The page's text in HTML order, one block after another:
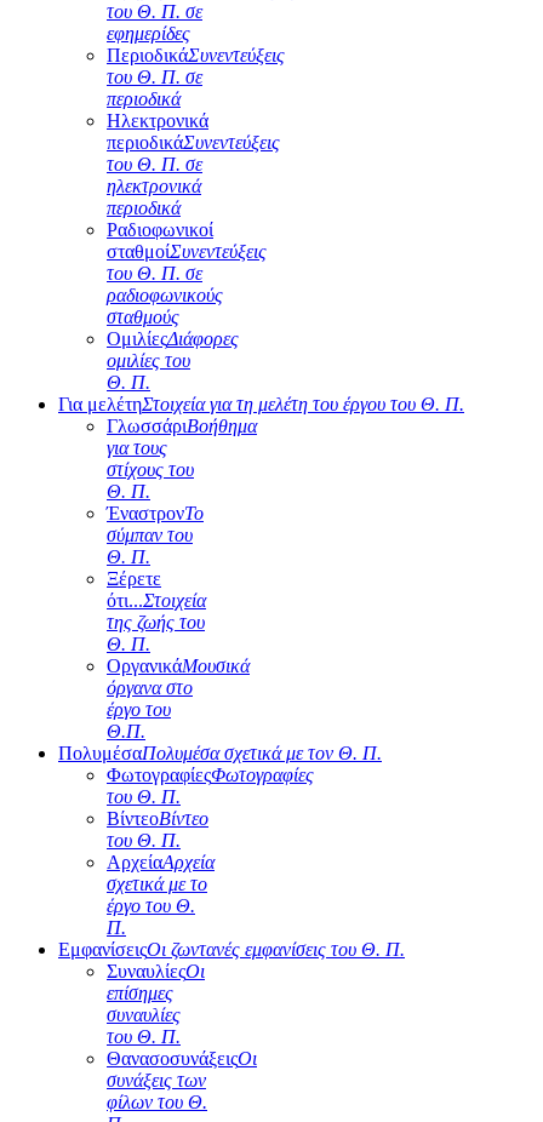
του Θ. Π. σε
εφημερίδες
ΠεριοδικάΣυνεντεύξεις
του Θ. Π. σε
περιοδικά
Ηλεκτρονικά
περιοδικάΣυνεντεύξεις
του Θ. Π. σε
ηλεκτρονικά
περιοδικά
Ραδιοφωνικοί
σταθμοίΣυνεντεύξεις
του Θ. Π. σε
ραδιοφωνικούς
σταθμούς
ΟμιλίεςΔιάφορες
ομιλίες του
Θ. Π.
Για μελέτηΣτοιχεία για τη μελέτη του έργου του Θ. Π.
ΓλωσσάριΒοήθημα
για τους
στίχους του
Θ. Π.
ΈναστρονΤο
σύμπαν του
Θ. Π.
Ξέρετε
ότι...Στοιχεία
της ζωής του
Θ. Π.
ΟργανικάΜουσικά
όργανα στο
έργο του
Θ.Π.
ΠολυμέσαΠολυμέσα σχετικά με τον Θ. Π.
ΦωτογραφίεςΦωτογραφίες
του Θ. Π.
ΒίντεοΒίντεο
του Θ. Π.
ΑρχείαΑρχεία
σχετικά με το
έργο του Θ.
Π.
ΕμφανίσειςΟι ζωντανές εμφανίσεις του Θ. Π.
ΣυναυλίεςΟι
επίσημες
συναυλίες
του Θ. Π.
ΘανασοσυνάξειςΟι
συνάξεις των
φίλων του Θ.